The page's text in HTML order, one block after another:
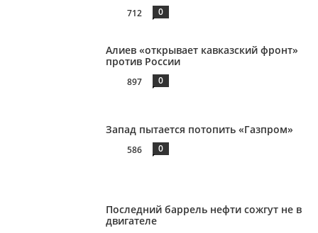
712 0
Алиев «открывает кавказский фронт»
против России
897 0
Запад пытается потопить «Газпром»
586 0
Последний баррель нефти сожгут не в
двигателе